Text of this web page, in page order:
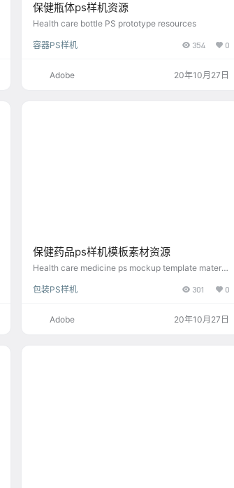
保健瓶体ps样机资源
Health care bottle PS prototype resources
容器PS样机 354 0
Adobe 20年10月27日
保健药品ps样机模板素材资源
Health care medicine ps mockup template materia
包装PS样机
301 0
Adobe 20年10月27日